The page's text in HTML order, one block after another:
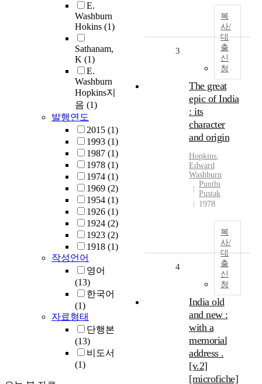
E.
Washburn
Hokins (1)
Sathanam,
K (1)
E.
Washburn
Hopkins지
음 (1)
발행연도
2015 (1)
1993 (1)
1987 (1)
1978 (1)
1974 (1)
1969 (2)
1954 (1)
1926 (1)
1924 (2)
1923 (2)
1918 (1)
작성언어
영어
(13)
한국어
(1)
자료형태
단행본
(13)
비도서
(1)
복
사/
대
출
신
청
3
The great
epic of India
: its
character
and origin
Hopkins,
Edward
Washburn
Punthi
Pustak
1978
복
사/
대
출
신
청
4
India old
and new :
with a
memorial
address .
[v.2]
[microfiche]